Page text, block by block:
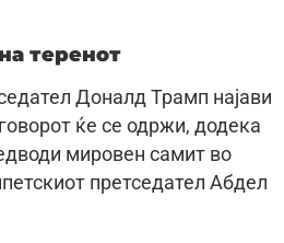
теренот
Доналд Трамп најави
ќе се одржи, додека
мировен самит во
претседател Абдел